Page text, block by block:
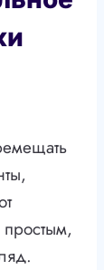
простым,